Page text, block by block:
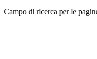
Campo di ricerca per le